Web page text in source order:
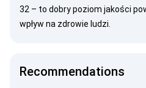
32 – to dobry poziom jakości
wpływ na zdrowie ludzi.
Recommendations